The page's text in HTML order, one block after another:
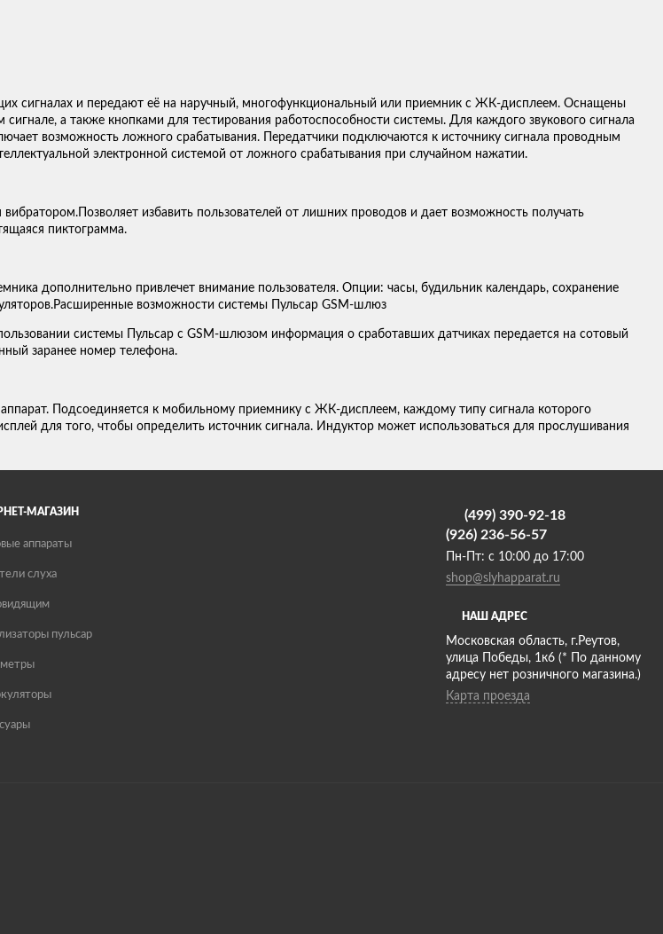
сигналах и передают её на наручный, многофункциональный или приемник с ЖК-дисплеем. Оснащены
а также кнопками для тестирования работоспособности системы. Для каждого звукового сигнала
возможность ложного срабатывания. Передатчики подключаются к источнику сигнала проводным
электронной системой от ложного срабатывания при случайном нажатии.
избавить пользователей от лишних проводов и дает возможность получать
пиктограмма.
дополнительно привлечет внимание пользователя. Опции: часы, будильник календарь, сохранение
возможности системы Пульсар GSM-шлюз
системы Пульсар с GSM-шлюзом информация о сработавших датчиках передается на сотовый
заранее номер телефона.
Подсоединяется к мобильному приемнику с ЖК-дисплеем, каждому типу сигнала которого
для того, чтобы определить источник сигнала. Индуктор может использоваться для прослушивания
МАГАЗИН
аппараты
слуха
пульсар
НАШ АДРЕС
Московская область, г.Реутов,
улица Победы, 1к6 (* По данному
адресу нет розничного магазина.)
Карта проезда
(499) 390-92-18
(926) 236-56-57
Пн-Пт: с 10:00 до 17:00
shop@slyhapparat.ru